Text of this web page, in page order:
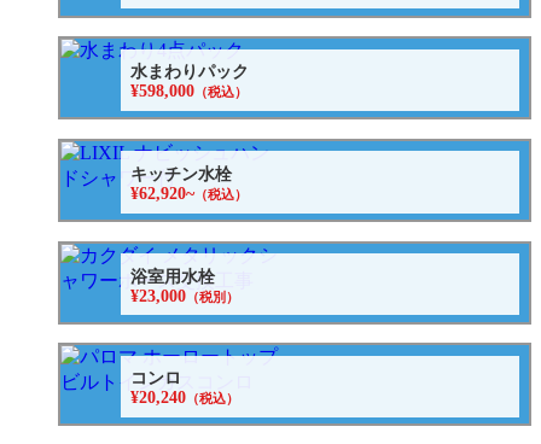
水まわりパック
¥598,000 （税込）
キッチン水栓
¥62,920~（税込）
浴室用水栓
¥23,000 （税別）
コンロ
¥20,240 （税込）